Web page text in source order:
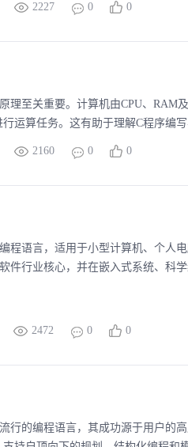
2227 0 0
理至关重要。计算机由CPU、RAM
运算任务。这有助于理解C程序编写
2160 0 0
程语言，适用于小型计算机、个
件行业核心，并在嵌入式系统、
2472 0 0
行的编程语言，其成功源于用户的